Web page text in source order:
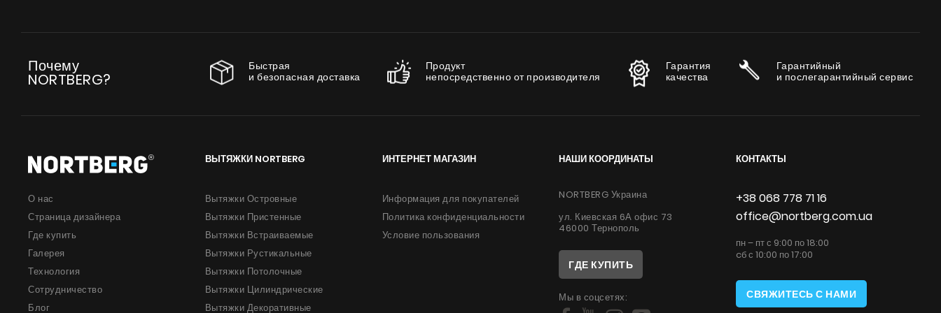
Почему
NORTBERG?
Быстрая
и безопасная доставка
Продукт
непосредственно от производителя
Гарантия
качества
Гарантийный
и послегарантийный сервис
О нас
Страница дизайнера
Где купить
Галерея
Технология
Сотрудничество
Блог
ВЫТЯЖКИ NORTBERG
Вытяжки Островные
Вытяжки Пристенные
Вытяжки Встраиваемые
Вытяжки Рустикальные
Вытяжки Потолочные
Вытяжки Цилиндрические
Вытяжки Декоративные
ИНТЕРНЕТ МАГАЗИН
Информация для покупателей
Политика конфиденциальности
Условие пользования
НАШИ КООРДИНАТЫ
NORTBERG Украина
ул. Киевская 6А офис 73
46000 Тернополь
ГДЕ КУПИТЬ
Мы в соцсетях:
КОНТАКТЫ
+38 068 778 71 16
office@nortberg.com.ua
пн – пт с 9:00 по 18:00
cб с 10:00 по 17:00
СВЯЖИТЕСЬ С НАМИ